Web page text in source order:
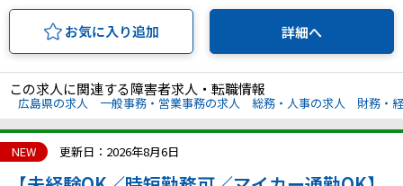
お気に入り追加 詳細へ
この求人に関連する障害者求人・転職情報
広島県の求人 一般事務・営業事務の求人 総務・人事の求人 財務・
NEW 更新日：2026年8月6日